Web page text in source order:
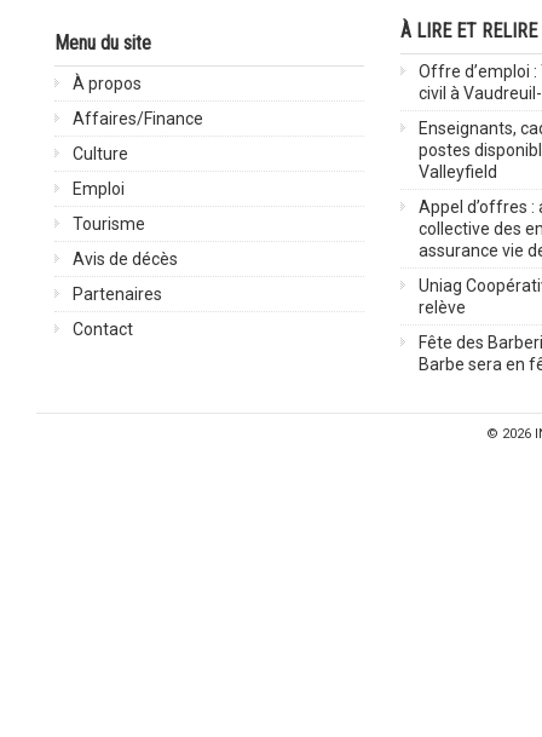
Menu du site
À propos
Affaires/Finance
Culture
Emploi
Tourisme
Avis de décès
Partenaires
Contact
À LIRE ET RELIRE
Offre d’emploi
civil à
Enseignants,
postes
Valleyfield
Appel d’offres :
collective des
assurance vie
Uniag
relève
Fête des
Barbe sera en
© 2026